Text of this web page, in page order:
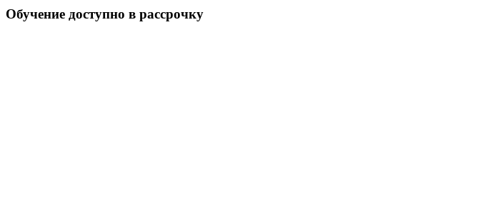
Обучение доступно в рассрочку